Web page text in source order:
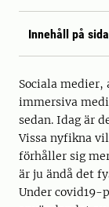
Innehåll på
Sociala medier,
immersiva
sedan. Idag är
Vissa nyfikna
förhåller sig
är ju ändå det
Under covid19-